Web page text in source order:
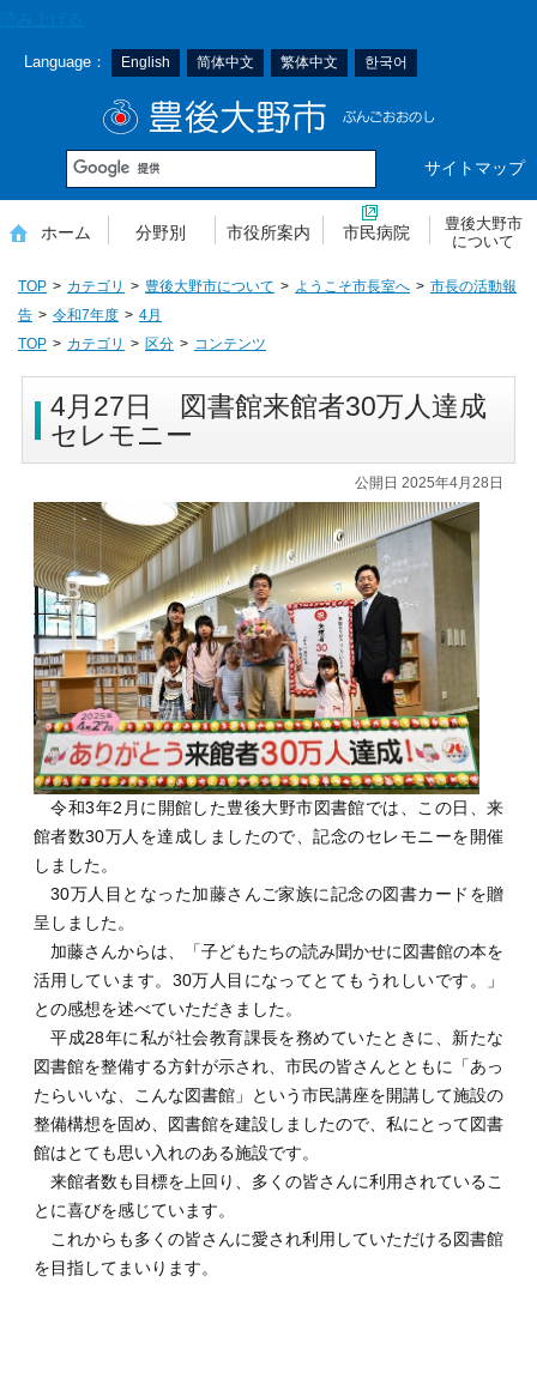
Language： English 简体中文 繁体中文 한국어
サイトマップ
ホーム 分野別 市役所案内 市民病院
豊後大野市
について
TOP カテゴリ 豊後大野市について ようこそ市長室へ
市長の活動報
告
令和7年度
4月
TOP
カテゴリ 区分 コンテンツ
4月27日 図書館来館者30万人達成
セレモニー
公開日 2025年4月28日
令和3年2月に開館した豊後大野市図書館では、この日、来
館者数30万人を達成しましたので、記念のセレモニーを開催
しました。
30万人目となった加藤さんご家族に記念の図書カードを贈
呈しました。
加藤さんからは、「子どもたちの読み聞かせに図書館の本を
活用しています。30万人目になってとてもうれしいです。」
との感想を述べていただきました。
平成28年に私が社会教育課長を務めていたときに、新たな
図書館を整備する方針が示され、市民の皆さんとともに「あっ
たらいいな、こんな図書館」という市民講座を開講して施設の
整備構想を固め、図書館を建設しましたので、私にとって図書
館はとても思い入れのある施設です。
来館者数も目標を上回り、多くの皆さんに利用されているこ
とに喜びを感じています。
これからも多くの皆さんに愛され利用していただける図書館
を目指してまいります。